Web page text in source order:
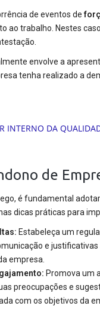
de eventos de
ao trabalho. Nestes
envolve a
tenha realizado a
de
é fundamental adotar
dicas práticas para
Estabeleça um
e
empresa.
Promova um
preocupações e
com os objetivos da